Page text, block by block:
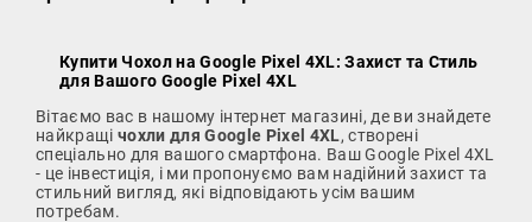
Купити Чохол на Google Pixel 4XL: Захист та Стиль
для Вашого Google Pixel 4XL
Вітаємо вас в нашому інтернет магазині, де ви знайдете
найкращі чохли для Google Pixel 4XL, створені
спеціально для вашого смартфона. Ваш Google Pixel 4XL
- це інвестиція, і ми пропонуємо вам надійний захист та
стильний вигляд, які відповідають усім вашим
потребам.